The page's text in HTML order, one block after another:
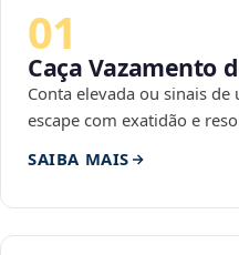
01
Caça Vazamento
Conta elevada ou sinais de
escape com exatidão e
SAIBA MAIS